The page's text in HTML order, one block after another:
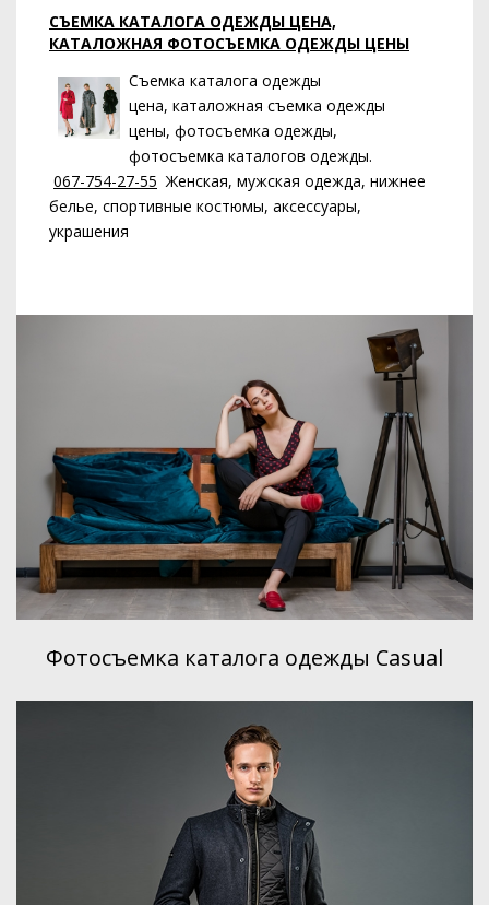
СЪЕМКА КАТАЛОГА ОДЕЖДЫ ЦЕНА,
КАТАЛОЖНАЯ ФОТОСЪЕМКА ОДЕЖДЫ ЦЕНЫ
Съемка каталога одежды
цена, каталожная съемка одежды
цены, фотосъемка одежды,
фотосъемка каталогов одежды.
067-754-27-55 Женская, мужская одежда, нижнее
белье, спортивные костюмы, аксессуары,
украшения
Фотосъемка каталога одежды Casual